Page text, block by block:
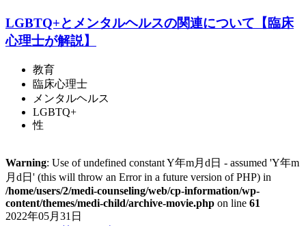
LGBTQ+とメンタルヘルスの関連について【臨床
心理士が解説】
教育
臨床心理士
メンタルヘルス
LGBTQ+
性
Warning: Use of undefined constant Y年m月d日 - assumed 'Y年m
月d日' (this will throw an Error in a future version of PHP) in
/home/users/2/medi-counseling/web/cp-information/wp-
content/themes/medi-child/archive-movie.php on line 61
2022年05月31日